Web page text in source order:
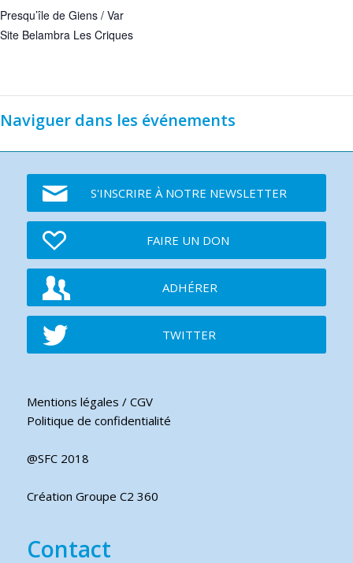
Presqu’île de Giens / Var
Site Belambra Les Criques
Naviguer dans les événements
S'INSCRIRE À NOTRE NEWSLETTER
FAIRE UN DON
ADHÉRER
TWITTER
Mentions légales / CGV
Politique de confidentialité
@SFC 2018
Création Groupe C2 360
Contact